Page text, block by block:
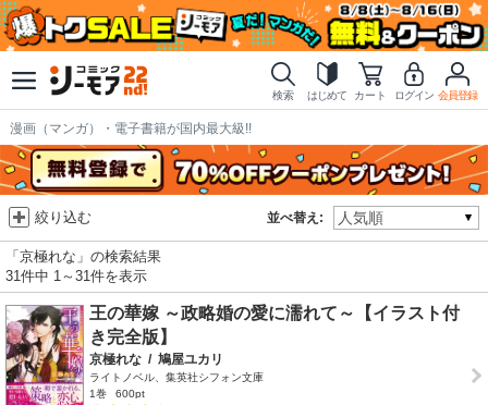
検索 はじめて カート ログイン 会員登録
漫画（マンガ）・電子書籍が国内最大級!!
並べ替え:
絞り込む
「京極れな」の検索結果
31件中 1～31件を表示
王の華嫁 ～政略婚の愛に濡れて～【イラスト付
き完全版】
京極れな / 鳩屋ユカリ
ライトノベル、集英社シフォン文庫
1巻
600pt